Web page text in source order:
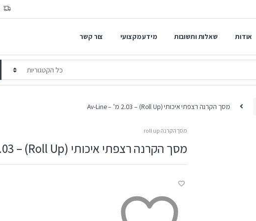
אודות שאלות ותשובות מידע מקצועי צור קשר
מסך הקרנה רצפתי איכותי (Roll Up) – 2.03 מ’ – Av-Line
מסך הקרנה roll up
מסך הקרנה רצפתי איכותי (Roll Up) – 2.03 מ’ – Av-Line